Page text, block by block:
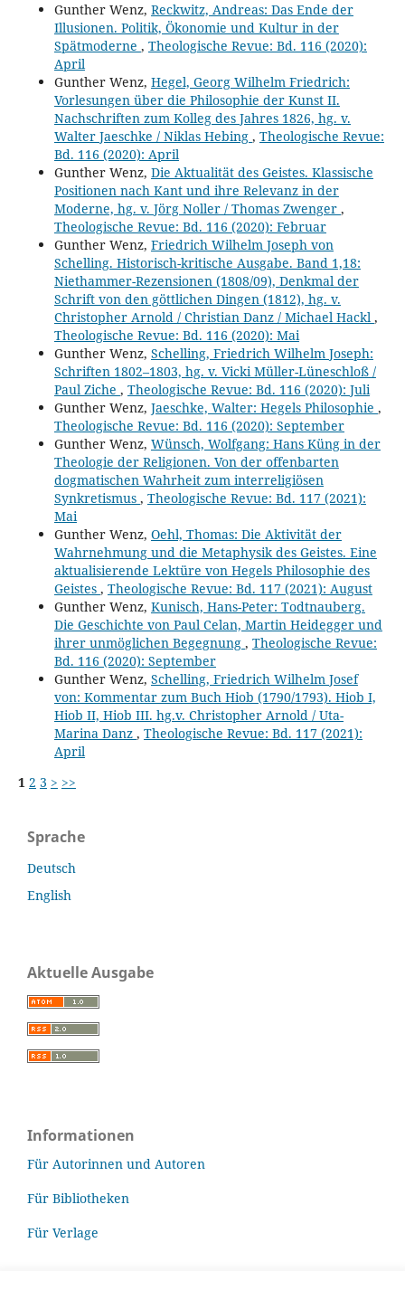
Gunther Wenz, Reckwitz, Andreas: Das Ende der
Illusionen. Politik, Ökonomie und Kultur in der
Spätmoderne , Theologische Revue: Bd. 116 (2020):
April
Gunther Wenz, Hegel, Georg Wilhelm Friedrich:
Vorlesungen über die Philosophie der Kunst II.
Nachschriften zum Kolleg des Jahres 1826, hg. v.
Walter Jaeschke / Niklas Hebing , Theologische Revue:
Bd. 116 (2020): April
Gunther Wenz, Die Aktualität des Geistes. Klassische
Positionen nach Kant und ihre Relevanz in der
Moderne, hg. v. Jörg Noller / Thomas Zwenger ,
Theologische Revue: Bd. 116 (2020): Februar
Gunther Wenz, Friedrich Wilhelm Joseph von
Schelling. Historisch-kritische Ausgabe. Band 1,18:
Niethammer-Rezensionen (1808/09), Denkmal der
Schrift von den göttlichen Dingen (1812), hg. v.
Christopher Arnold / Christian Danz / Michael Hackl ,
Theologische Revue: Bd. 116 (2020): Mai
Gunther Wenz, Schelling, Friedrich Wilhelm Joseph:
Schriften 1802–1803, hg. v. Vicki Müller-Lüneschloß /
Paul Ziche , Theologische Revue: Bd. 116 (2020): Juli
Gunther Wenz, Jaeschke, Walter: Hegels Philosophie ,
Theologische Revue: Bd. 116 (2020): September
Gunther Wenz, Wünsch, Wolfgang: Hans Küng in der
Theologie der Religionen. Von der offenbarten
dogmatischen Wahrheit zum interreligiösen
Synkretismus , Theologische Revue: Bd. 117 (2021):
Mai
Gunther Wenz, Oehl, Thomas: Die Aktivität der
Wahrnehmung und die Metaphysik des Geistes. Eine
aktualisierende Lektüre von Hegels Philosophie des
Geistes , Theologische Revue: Bd. 117 (2021): August
Gunther Wenz, Kunisch, Hans-Peter: Todtnauberg.
Die Geschichte von Paul Celan, Martin Heidegger und
ihrer unmöglichen Begegnung , Theologische Revue:
Bd. 116 (2020): September
Gunther Wenz, Schelling, Friedrich Wilhelm Josef
von: Kommentar zum Buch Hiob (1790/1793). Hiob I,
Hiob II, Hiob III. hg.v. Christopher Arnold / Uta-
Marina Danz , Theologische Revue: Bd. 117 (2021):
April
1 2 3 > >>
Sprache
Deutsch
English
Aktuelle Ausgabe
Informationen
Für Autorinnen und Autoren
Für Bibliotheken
Für Verlage